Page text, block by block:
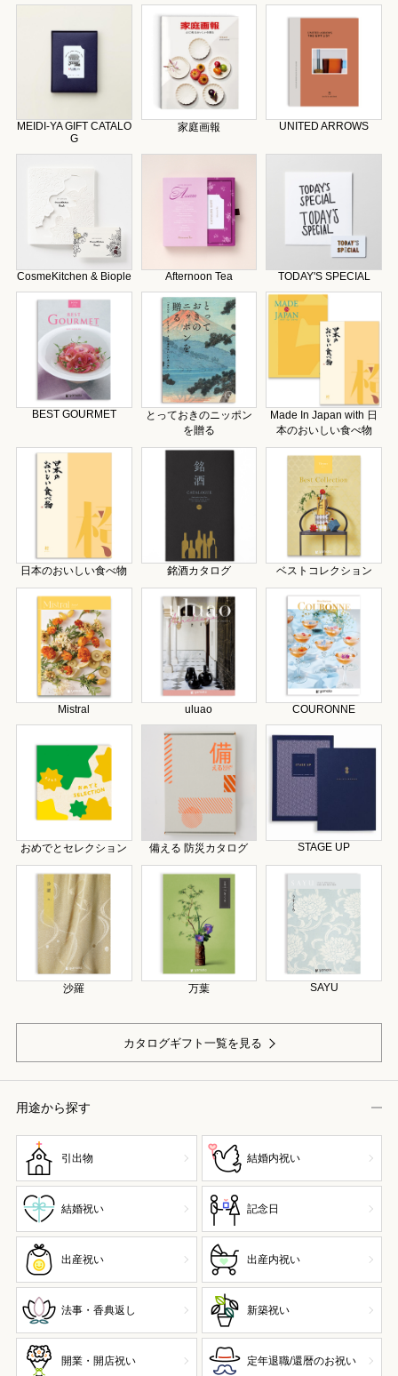
MEIDI-YA GIFT CATALO
G
家庭画報 UNITED ARROWS
CosmeKitchen & Biople Afternoon Tea TODAY'S SPECIAL
BEST GOURMET
とっておきのニッポン
を贈る
Made In Japan with 日
本のおいしい食べ物
日本のおいしい食べ物 銘酒カタログ ベストコレクション
Mistral uluao COURONNE
おめでとセレクション 備える 防災カタログ STAGE UP
沙羅 万葉 SAYU
カタログギフト一覧を見る
用途から探す
引出物 結婚内祝い
結婚祝い 記念日
出産祝い 出産内祝い
法事・香典返し 新築祝い
開業・開店祝い 定年退職/還暦のお祝い